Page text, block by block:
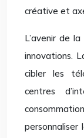
créative et
L’avenir de
innovations.
cibler les
centres
personnaliser